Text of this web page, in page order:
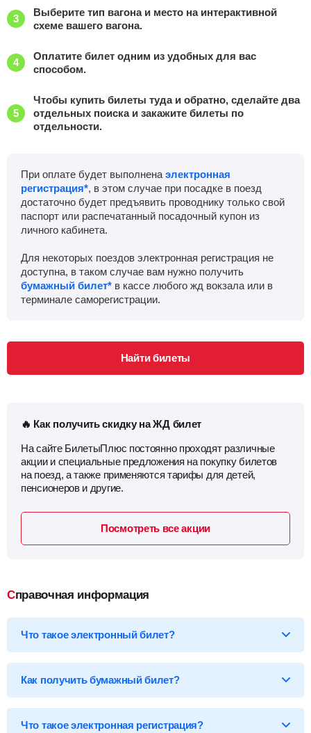
Выберите тип вагона и место на интерактивной
схеме вашего вагона.
Оплатите билет одним из удобных для вас
способом.
Чтобы купить билеты туда и обратно, сделайте два
отдельных поиска и закажите билеты по
отдельности.
При оплате будет выполнена электронная
регистрация*, в этом случае при посадке в поезд
достаточно будет предъявить проводнику только свой
паспорт или распечатанный посадочный купон из
личного кабинета.
Для некоторых поездов электронная регистрация не
доступна, в таком случае вам нужно получить
бумажный билет* в кассе любого жд вокзала или в
терминале саморегистрации.
Найти билеты
🔥 Как получить скидку на ЖД билет
На сайте БилетыПлюс постоянно проходят различные
акции и специальные предложения на покупку билетов
на поезд, а также применяются тарифы для детей,
пенсионеров и другие.
Посмотреть все акции
Справочная информация
Что такое электронный билет?
котором указаны детали вашей поездки, а также данные о
пассажире.
Как получить бумажный билет?
В кассе ж/д вокзала — сообщите кассиру 14-ти
Что такое электронная регистрация?